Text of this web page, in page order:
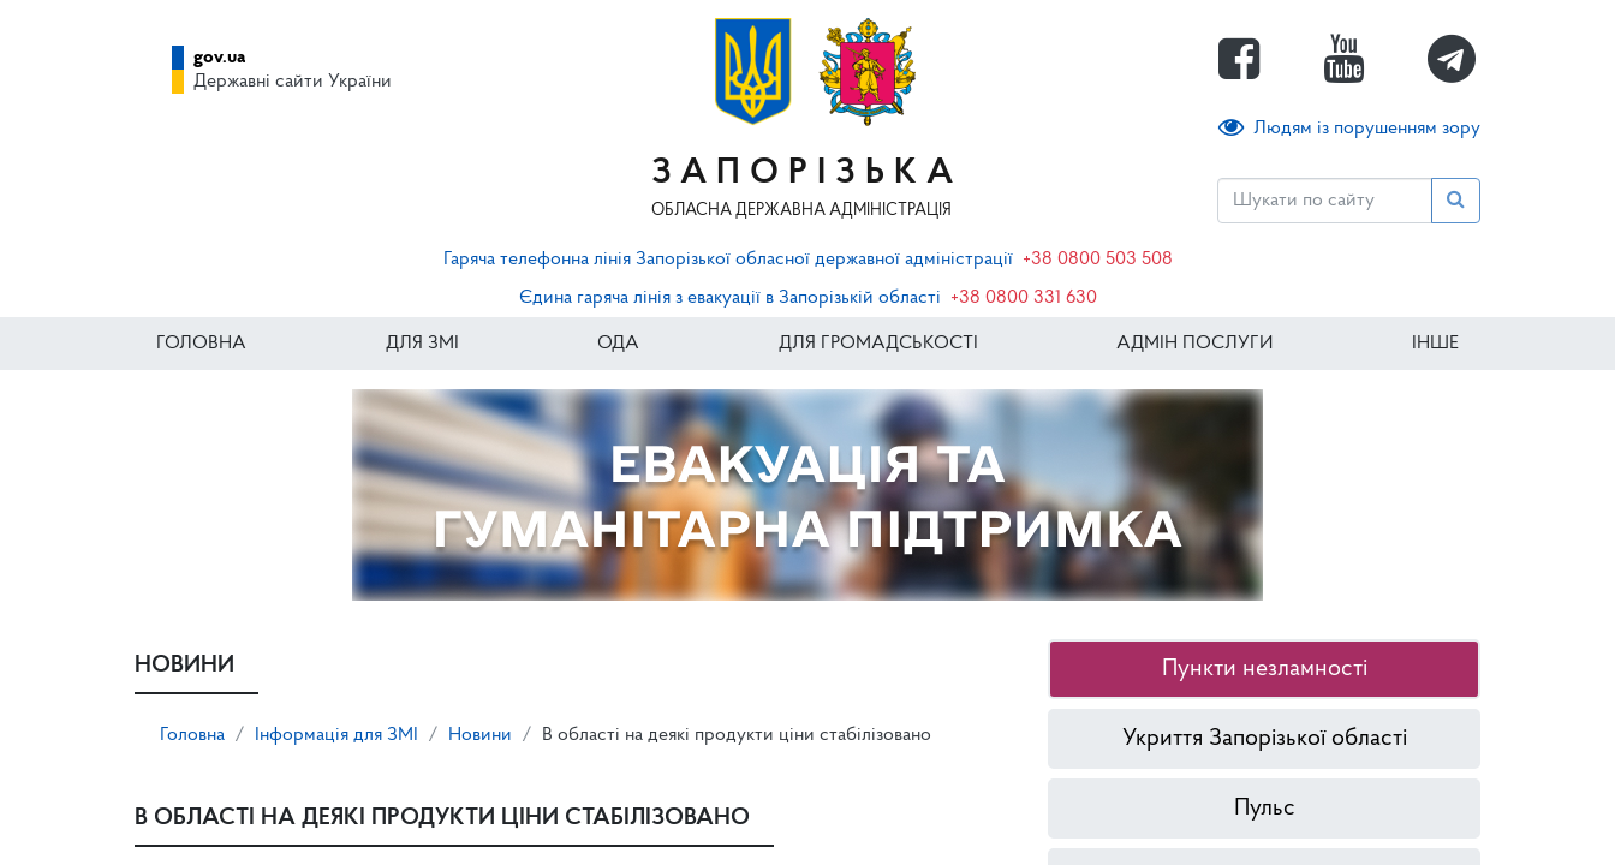
ЗАПОРІЗЬКА
ОБЛАСНА ДЕРЖАВНА АДМІНІСТРАЦІЯ
Людям із порушенням зору
gov.ua
Державні сайти України
Гаряча телефонна лінія Запорізької обласної державної адміністрації +38 0800 503 508
Єдина гаряча лінія з евакуації в Запорізькій області
+38 0800 331 630
ГОЛОВНА ДЛЯ ЗМІ ОДА ДЛЯ ГРОМАДСЬКОСТІ АДМІН ПОСЛУГИ ІНШЕ
НОВИНИ
Головна Інформація для ЗМІ Новини В області на деякі продукти ціни стабілізовано
В ОБЛАСТІ НА ДЕЯКІ ПРОДУКТИ ЦІНИ СТАБІЛІЗОВАНО
Пункти незламності
Укриття Запорізької області
Пульс